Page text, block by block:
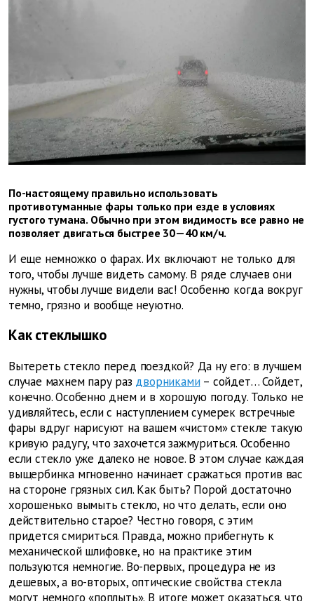
По-настоящему правильно использовать
противотуманные фары только при езде в условиях
густого тумана. Обычно при этом видимость все равно не
позволяет двигаться быстрее 30—40 км/ч.
И еще немножко о фарах. Их включают не только для
того, чтобы лучше видеть самому. В ряде случаев они
нужны, чтобы лучше видели вас! Особенно когда вокруг
темно, грязно и вообще неуютно.
Как стеклышко
Вытереть стекло перед поездкой? Да ну его: в лучшем
случае махнем пару раз дворниками– сойдет… Сойдет,
конечно. Особенно днем и в хорошую погоду. Только не
удивляйтесь, если с наступлением сумерек встречные
фары вдруг нарисуют на вашем «чистом» стекле такую
кривую радугу, что захочется зажмуриться. Особенно
если стекло уже далеко не новое. В этом случае каждая
выщербинка мгновенно начинает сражаться против вас
на стороне грязных сил. Как быть? Порой достаточно
хорошенько вымыть стекло, но что делать, если оно
действительно старое? Честно говоря, с этим
придется смириться. Правда, можно прибегнуть к
механической шлифовке, но на практике этим
пользуются немногие. Во-первых, процедура не из
дешевых, а во-вторых, оптические свойства стекла
могут немного «поплыть». В итоге может оказаться, что